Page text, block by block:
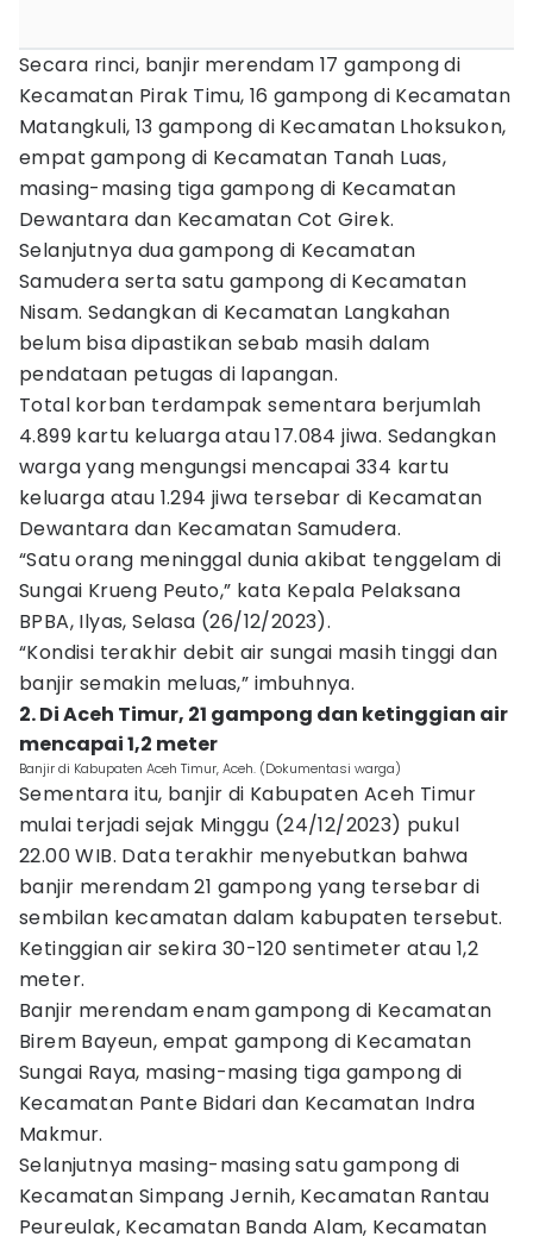
Secara rinci, banjir merendam 17 gampong di
Kecamatan Pirak Timu, 16 gampong di Kecamatan
Matangkuli, 13 gampong di Kecamatan Lhoksukon,
empat gampong di Kecamatan Tanah Luas,
masing-masing tiga gampong di Kecamatan
Dewantara dan Kecamatan Cot Girek.
Selanjutnya dua gampong di Kecamatan
Samudera serta satu gampong di Kecamatan
Nisam. Sedangkan di Kecamatan Langkahan
belum bisa dipastikan sebab masih dalam
pendataan petugas di lapangan.
Total korban terdampak sementara berjumlah
4.899 kartu keluarga atau 17.084 jiwa. Sedangkan
warga yang mengungsi mencapai 334 kartu
keluarga atau 1.294 jiwa tersebar di Kecamatan
Dewantara dan Kecamatan Samudera.
“Satu orang meninggal dunia akibat tenggelam di
Sungai Krueng Peuto,” kata Kepala Pelaksana
BPBA, Ilyas, Selasa (26/12/2023).
“Kondisi terakhir debit air sungai masih tinggi dan
banjir semakin meluas,” imbuhnya.
2. Di Aceh Timur, 21 gampong dan ketinggian air
mencapai 1,2 meter
Banjir di Kabupaten Aceh Timur, Aceh. (Dokumentasi warga)
Sementara itu, banjir di Kabupaten Aceh Timur
mulai terjadi sejak Minggu (24/12/2023) pukul
22.00 WIB. Data terakhir menyebutkan bahwa
banjir merendam 21 gampong yang tersebar di
sembilan kecamatan dalam kabupaten tersebut.
Ketinggian air sekira 30-120 sentimeter atau 1,2
meter.
Banjir merendam enam gampong di Kecamatan
Birem Bayeun, empat gampong di Kecamatan
Sungai Raya, masing-masing tiga gampong di
Kecamatan Pante Bidari dan Kecamatan Indra
Makmur.
Selanjutnya masing-masing satu gampong di
Kecamatan Simpang Jernih, Kecamatan Rantau
Peureulak, Kecamatan Banda Alam, Kecamatan